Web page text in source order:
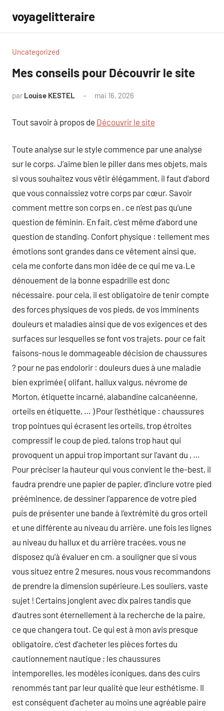
contenu
voyagelitteraire
Uncategorized
Mes conseils pour Découvrir le site
par Louise KESTEL mai 16, 2026
Tout savoir à propos de Découvrir le site
Toute analyse sur le style commence par une analyse
sur le corps. J’aime bien le piller dans mes objets, mais
si vous souhaitez vous vêtir élégamment, il faut d’abord
que vous connaissiez votre corps par cœur. Savoir
comment mettre son corps en , ce n’est pas qu’une
question de féminin. En fait, c’est même d’abord une
question de standing. Confort physique : tellement mes
émotions sont grandes dans ce vêtement ainsi que,
cela me conforte dans mon idée de ce qui me va.Le
dénouement de la bonne espadrille est donc
nécessaire. pour cela, il est obligatoire de tenir compte
des forces physiques de vos pieds, de vos imminents
douleurs et maladies ainsi que de vos exigences et des
surfaces sur lesquelles se font vos trajets. pour ce fait
faisons-nous le dommageable décision de chaussures
? pour ne pas endolorir : douleurs dues à une maladie
bien exprimée ( olifant, hallux valgus, névrome de
Morton, étiquette incarné, alabandine calcanéenne,
orteils en étiquette, … ) Pour l’esthétique : chaussures
trop pointues qui écrasent les orteils, trop étroites
compressif le coup de pied, talons trop haut qui
provoquent un appui trop important sur l’avant du , …
Pour préciser la hauteur qui vous convient le the-best, il
faudra prendre une papier de papier, d’inclure votre pied
prééminence, de dessiner l’apparence de votre pied
puis de présenter une bande à l’extrémité du gros orteil
et une différente au niveau du arrière. une fois les lignes
au niveau du hallux et du arrière tracées, vous ne
disposez qu’à évaluer en cm. a souligner que si vous
vous situez entre 2 mesures, nous vous recommandons
de prendre la dimension supérieure.Les souliers, vaste
sujet ! Certains jonglent avec dix paires tandis que
d’autres sont éternellement à la recherche de la paire,
ce que changera tout. Ce qui est à mon avis presque
obligatoire, c’est d’acheter les pièces fortes du
cautionnement nautique ; les chaussures
intemporelles, les modèles iconiques, dans des cuirs
renommés tant par leur qualité que leur esthétisme. Il
est conséquent d’acheter au moins une agréable paire